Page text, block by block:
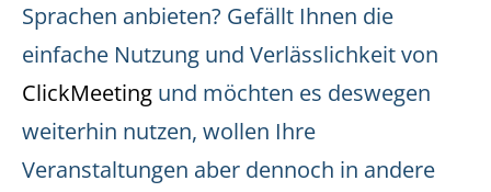
Sprachen anbieten? Gefällt Ihnen die
einfache Nutzung und Verlässlichkeit von
ClickMeeting und möchten es deswegen
weiterhin nutzen, wollen Ihre
Veranstaltungen aber dennoch in andere